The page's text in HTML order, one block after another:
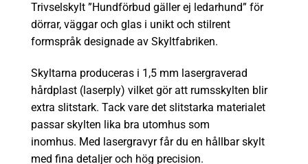
Trivselskylt ”Hundförbud gäller ej ledarhund” för
dörrar, väggar och glas i unikt och stilrent
formspråk designade av Skyltfabriken.
Skyltarna produceras i 1,5 mm lasergraverad
hårdplast (laserply) vilket gör att rumsskylten blir
extra slitstark. Tack vare det slitstarka materialet
passar skylten lika bra utomhus som
inomhus. Med lasergravyr får du en hållbar skylt
med fina detaljer och hög precision.